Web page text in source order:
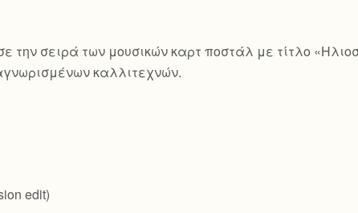
την σειρά των μουσικών καρτ ποστάλ με τίτλο
καλλιτεχνών.
edit)